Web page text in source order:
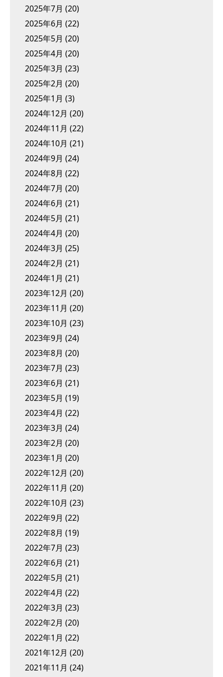
2025年7月 (20)
2025年6月 (22)
2025年5月 (20)
2025年4月 (20)
2025年3月 (23)
2025年2月 (20)
2025年1月 (3)
2024年12月 (20)
2024年11月 (22)
2024年10月 (21)
2024年9月 (24)
2024年8月 (22)
2024年7月 (20)
2024年6月 (21)
2024年5月 (21)
2024年4月 (20)
2024年3月 (25)
2024年2月 (21)
2024年1月 (21)
2023年12月 (20)
2023年11月 (20)
2023年10月 (23)
2023年9月 (24)
2023年8月 (20)
2023年7月 (23)
2023年6月 (21)
2023年5月 (19)
2023年4月 (22)
2023年3月 (24)
2023年2月 (20)
2023年1月 (20)
2022年12月 (20)
2022年11月 (20)
2022年10月 (23)
2022年9月 (22)
2022年8月 (19)
2022年7月 (23)
2022年6月 (21)
2022年5月 (21)
2022年4月 (22)
2022年3月 (23)
2022年2月 (20)
2022年1月 (22)
2021年12月 (20)
2021年11月 (24)